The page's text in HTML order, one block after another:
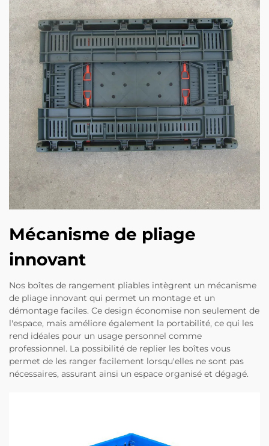
Mécanisme de pliage
innovant
Nos boîtes de rangement pliables intègrent un mécanisme
de pliage innovant qui permet un montage et un
démontage faciles. Ce design économise non seulement de
l'espace, mais améliore également la portabilité, ce qui les
rend idéales pour un usage personnel comme
professionnel. La possibilité de replier les boîtes vous
permet de les ranger facilement lorsqu'elles ne sont pas
nécessaires, assurant ainsi un espace organisé et dégagé.